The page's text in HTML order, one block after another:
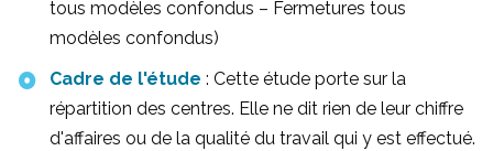
tous modèles confondus – Fermetures tous
modèles confondus)
Cadre de l'étude : Cette étude porte sur la
répartition des centres. Elle ne dit rien de leur chiffre
d'affaires ou de la qualité du travail qui y est effectué.